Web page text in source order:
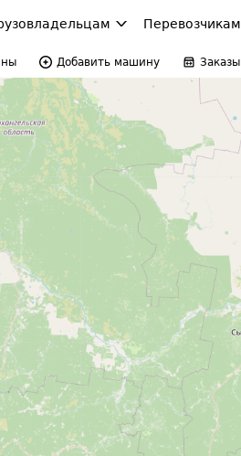
Перевозчикам
Добавить машину Заказы